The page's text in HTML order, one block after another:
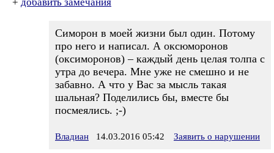
Симорон в моей жизни был один. Потому
про него и написал. А оксюморонов
(оксиморонов) – каждый день целая толпа с
утра до вечера. Мне уже не смешно и не
забавно. А что у Вас за мысль такая
шальная? Поделились бы, вместе бы
посмеялись. ;-)
Владиан 14.03.2016 05:42 Заявить о нарушении